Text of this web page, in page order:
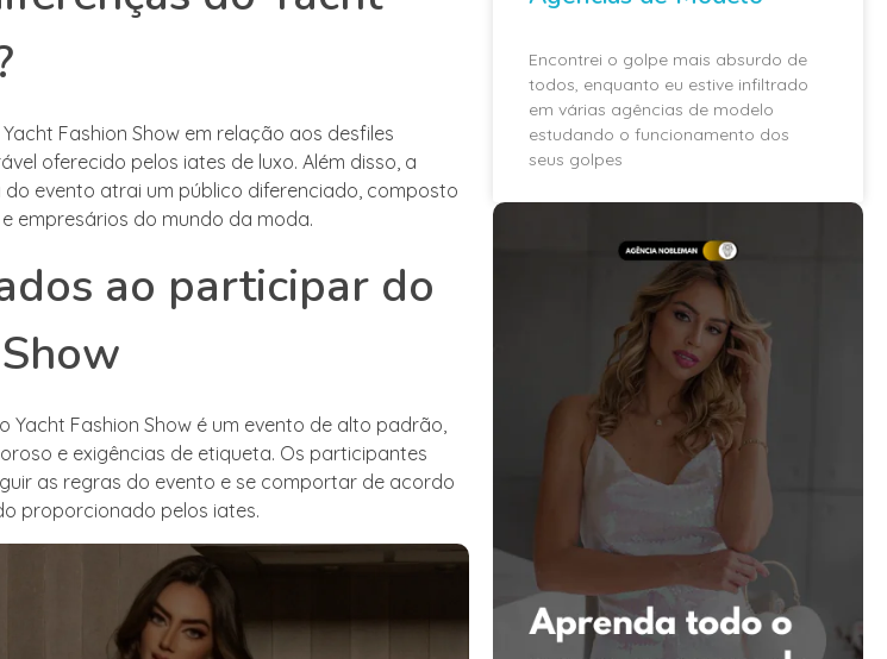
Fashion Show em relação aos desfiles
oferecido pelos iates de luxo. Além disso, a
evento atrai um público diferenciado, composto
empresários do mundo da moda.
ao participar do
Yacht Fashion Show é um evento de alto padrão,
e exigências de etiqueta. Os participantes
as regras do evento e se comportar de acordo
proporcionado pelos iates.
Encontrei o golpe mais absurdo de
todos, enquanto eu estive infiltrado
em várias agências de modelo
estudando o funcionamento dos
seus golpes